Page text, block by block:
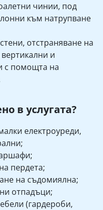
чинии, под
към натрупване
отстраняване на
и
с помощта на
в услугата?
електроуреди,
пердета;
на съдомиялна;
отпадъци;
(гардероби,